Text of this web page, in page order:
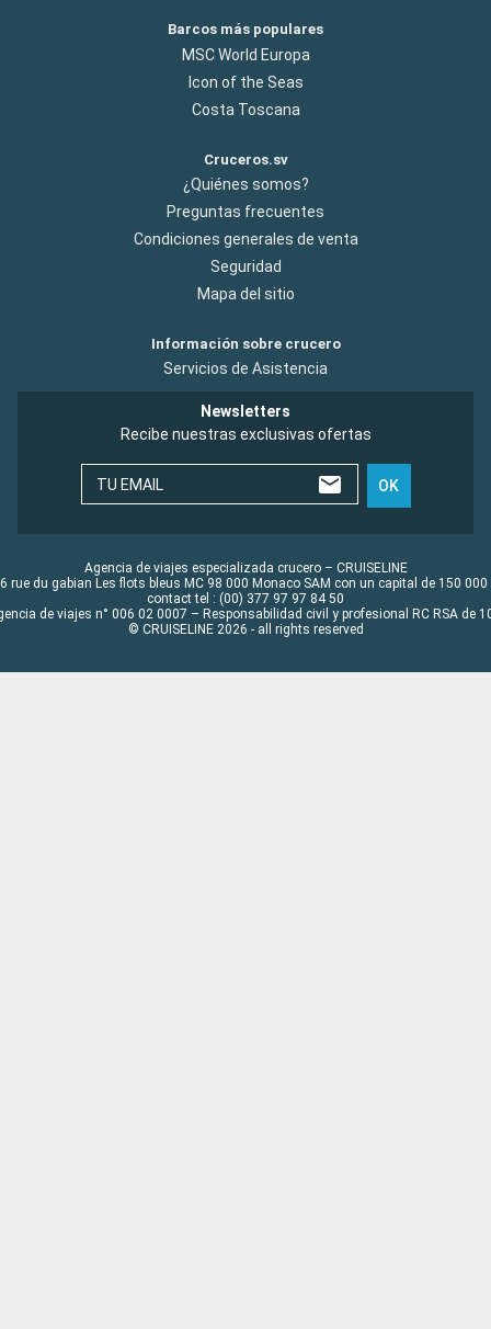
Barcos más populares
MSC World Europa
Icon of the Seas
Costa Toscana
Cruceros.sv
¿Quiénes somos?
Preguntas frecuentes
Condiciones generales de venta
Seguridad
Mapa del sitio
Información sobre crucero
Servicios de Asistencia
Newsletters
Recibe nuestras exclusivas ofertas
TU EMAIL OK
Agencia de viajes especializada crucero – CRUISELINE
rue du gabian Les flots bleus MC 98 000 Monaco SAM con un capital de 150 000
contact tel : (00) 377 97 97 84 50
de viajes n° 006 02 0007 – Responsabilidad civil y profesional RC RSA de
© CRUISELINE 2026 - all rights reserved